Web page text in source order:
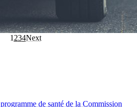
1 234Next
de santé de la Commission